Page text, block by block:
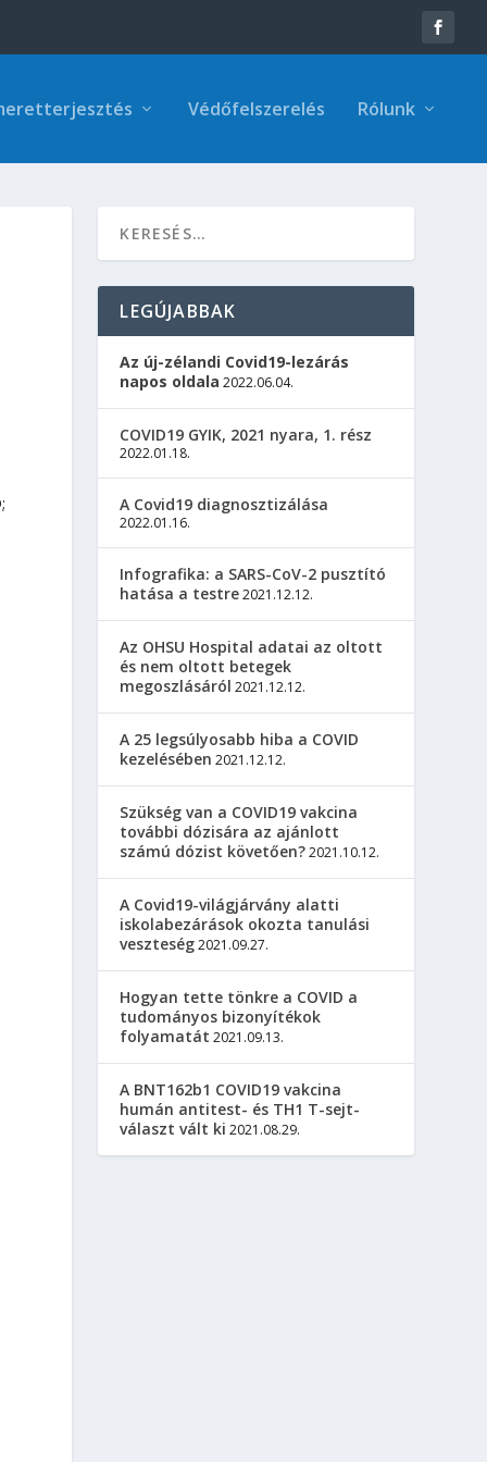
Védőfelszerelés Rólunk
LEGÚJABBAK
Az új-zélandi Covid19-lezárás
napos oldala 2022.06.04.
COVID19 GYIK, 2021 nyara, 1. rész
2022.01.18.
A Covid19 diagnosztizálása
2022.01.16.
Infografika: a SARS-CoV-2 pusztító
hatása a testre2021.12.12.
Az OHSU Hospital adatai az oltott
és nem oltott betegek
megoszlásáról 2021.12.12.
A 25 legsúlyosabb hiba a COVID
kezelésében 2021.12.12.
Szükség van a COVID19 vakcina
további dózisára az ajánlott
számú dózist követően?2021.10.12.
A Covid19-világjárvány alatti
iskolabezárások okozta tanulási
veszteség2021.09.27.
Hogyan tette tönkre a COVID a
tudományos bizonyítékok
folyamatát 2021.09.13.
A BNT162b1 COVID19 vakcina
humán antitest- és TH1 T-sejt-
választ vált ki 2021.08.29.